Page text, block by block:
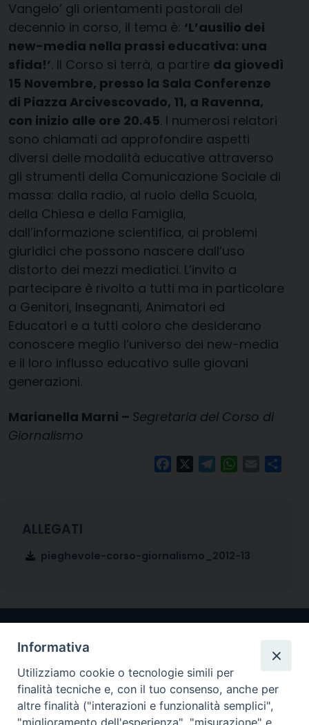
Vangelo’ gli orientamenti pastorali del
decennio in corso, il tema è: ‘L’ausilio dei
new-media nella prassi educativa: una
sfida!’. Il Corso si terrà, a partire da giovedì
15 Novembre, presso la Sala Conferenze
di Piazza Arcivescovado, 11, a Ravenna,
con inizio alle ore 20.45. I numerosi relatori
sono chiamati ad approfondire aspetti
diversi delle modalità educative attraverso
gli strumenti della Comunicazione Sociale di
massa: dalla radio, al ruolo della Scuola,
della Chiesa e della Famiglia,
dall’informazione scientifica, ai problemi
giuridici che possono nascere dall’uso
distorto dei mezzi mediatici. L’invito a
partecipare è rivolto a tutti ma in particolare
a Genitori, Insegnanti, Animatori ed
Educatori e a tutti coloro che desiderano
conoscere meglio l’universo dei new-media
e il loro influsso educativo sulle giovani
generazioni.
Marianella Marni – Segretaria del Corso di
Giornalismo
FacebookTelegramWhatsApp
Email
pieghevole-corso-giornalismo_2012-13
Informativa
Utilizziamo cookie o tecnologie simili per
finalità tecniche e, con il tuo consenso, anche per
altre finalità ("interazioni e funzionalità semplici",